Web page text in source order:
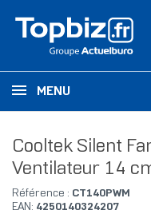
MENU
Cooltek Silent
Ventilateur 14
Référence : CT140PWM
EAN: 4250140324207